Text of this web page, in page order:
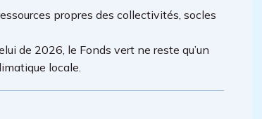
propres des collectivités, socles
de 2026, le Fonds vert ne reste qu’un
locale.